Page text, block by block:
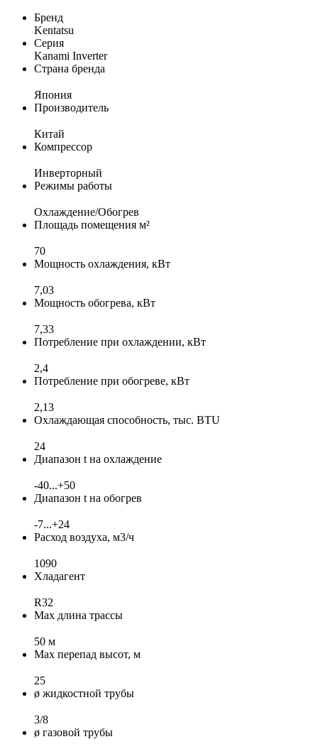
Бренд
Kentatsu
Серия
Kanami Inverter
Страна бренда
Япония
Производитель
Китай
Компрессор
Инверторный
Режимы работы
Охлаждение/Обогрев
Площадь помещения м²
70
Мощность охлаждения, кВт
7,03
Мощность обогрева, кВт
7,33
Потребление при охлаждении, кВт
2,4
Потребление при обогреве, кВт
2,13
Охлаждающая способность, тыс. BTU
24
Диапазон t на охлаждение
-40...+50
Диапазон t на обогрев
-7...+24
Расход воздуха, м3/ч
1090
Хладагент
R32
Max длина трассы
50 м
Max перепад высот, м
25
ø жидкостной трубы
3/8
ø газовой трубы